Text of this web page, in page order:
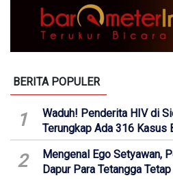
BERITA POPULER
1
Waduh! Penderita HIV di
Terungkap Ada 316 Kasus
2
Mengenal Ego Setyawan,
Dapur Para Tetangga